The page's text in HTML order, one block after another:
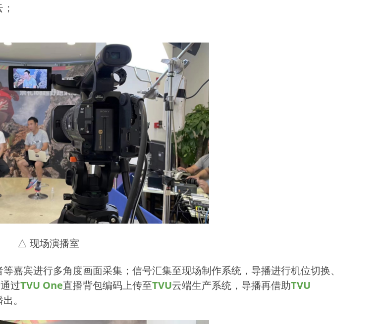
△ 现场演播室
嘉宾进行多角度画面采集；信号汇集至现场制作系统，导播进行机位切换、
过TVU One直播背包编码上传至TVU云端生产系统，导播再借助TVU
。